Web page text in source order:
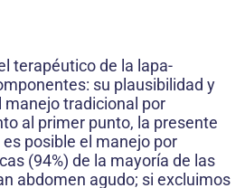
terapéutico de la lapa-
su plausibilidad y
tradicional por
al primer punto, la presente
posible el manejo por
(94%) de la mayoría de las
abdomen agudo; si excluimos